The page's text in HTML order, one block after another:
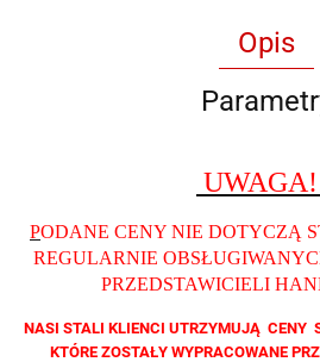
Opis
PODANE CENY NIE DOTYCZĄ
REGULARNIE
PRZEDSTAWICIELI
NASI STALI KLIENCI UTRZYMUJĄ CENY
KTÓRE ZOSTAŁY WYPRACOWANE